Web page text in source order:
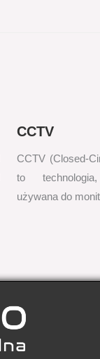
CCTV
CCTV (Closed-
to
używana do